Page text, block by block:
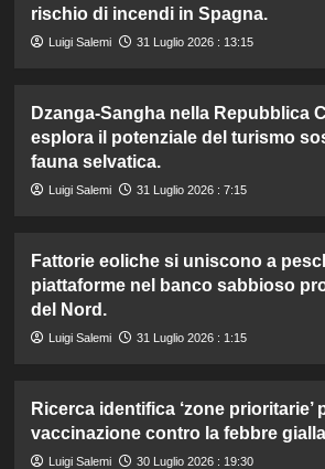
rischio di incendi in Spagna.
Luigi Salemi 31 Luglio 2026 : 13:15
Dzanga-Sangha nella Repubblica
esplora il potenziale del turismo
fauna selvatica.
Luigi Salemi 31 Luglio 2026 : 7:15
Fattorie eoliche si uniscono a
piattaforme nel banco sabbioso
del Nord.
Luigi Salemi 31 Luglio 2026 : 1:15
Ricerca identifica ‘zone prioritarie’
vaccinazione contro la febbre
Luigi Salemi 30 Luglio 2026 : 19:30